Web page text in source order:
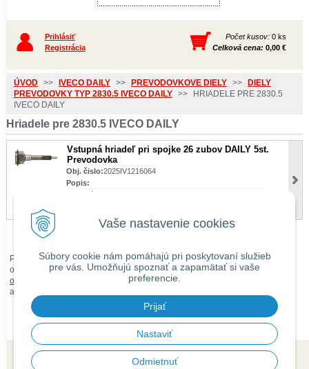
Vaše nastavenie cookies
Súbory cookie nám pomáhajú pri poskytovaní služieb
pre vás. Umožňujú spoznať a zapamätať si vaše
preferencie.
Prijať
Nastaviť
Odmietnuť
Prihlásiť
Registrácia
Počet kusov: 0 ks
Celková cena: 0,00 €
ÚVOD >> IVECO DAILY >> PREVODOVKOVE DIELY >>
DIELY
PREVODOVKY TYP 2830.5 IVECO DAILY >>
HRIADELE PRE 2830.5
IVECO DAILY
Hriadele pre 2830.5 IVECO DAILY
Vstupná hriadeľ pri spojke 26 zubov DAILY 5st.
Prevodovka
Obj. čislo:2025IV1216064
Popis:
Vstupná hriadeľ pri spojke 26 zubov DAILY 5st. Prevodovka
Pri zaslaní tovaru mimo územia Slovenskej republiky budú ku každej
objednávke prirátanénáklady na dopravu mimo územia SR podľa
obchodných podmienok
. O cene Vás budeme vopred informovať telefonicky
alebo e-mailom.
© 2026 isaauto.sk • tvorba eshopu cez UNIobchod spoločnosti